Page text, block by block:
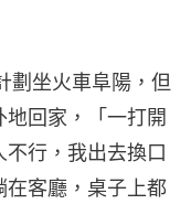
劃坐火車阜陽，但
回家，「一打開
行，我出去換口
在客廳，桌子上都